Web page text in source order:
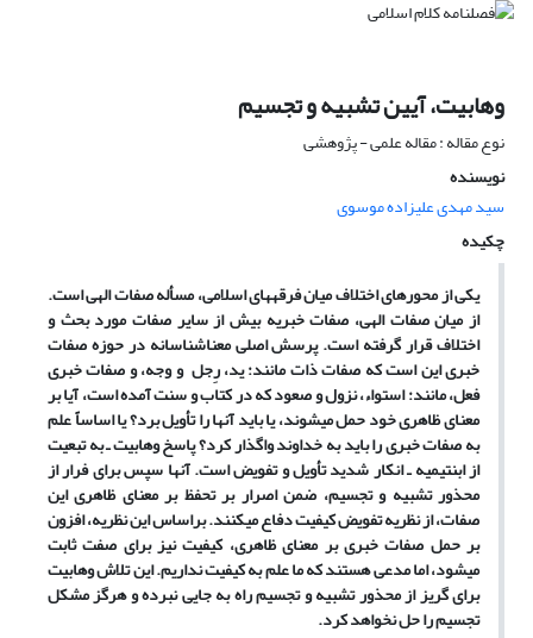
وهابیت، آیین تشبیه و تجسیم
نوع مقاله : مقاله علمی - پژوهشی
نویسنده
سید مهدی علیزاده موسوی
چکیده
یکی از محورهای اختلاف میان فرقه‏های اسلامی، مسأله صفات الهی است.
از میان صفات الهی، صفات خبریه بیش از سایر صفات مورد بحث و
اختلاف قرار گرفته است. پرسش اصلی معناشناسانه در حوزه صفات
خبری این است که صفات ذات مانند: ید، رِجل و وجه، و صفات خبری
فعل، مانند: استواء، نزول و صعود که در کتاب و سنت آمده است، آیا بر
معنای ظاهری خود حمل می‏شوند، یا باید آنها را تأویل برد؟ یا اساساً علم
به صفات خبری را باید به خداوند واگذار کرد؟ پاسخ وهابیت ـ به تبعیت
از ابن‏تیمیه ـ انکار شدید تأویل و تفویض است. آنها سپس برای فرار از
محذور تشبیه و تجسیم، ضمن اصرار بر تحفظ بر معنای ظاهری این
صفات، از نظریه تفویض کیفیت دفاع می‏کنند. براساس این نظریه، افزون
بر حمل صفات خبری بر معنای ظاهری، کیفیت نیز برای صفت ثابت
می‏شود، اما مدعی هستند که ما علم به کیفیت نداریم. این تلاش وهابیت
برای گریز از محذور تشبیه و تجسیم راه به جایی نبرده و هرگز مشکل
تجسیم را حل نخواهد کرد.